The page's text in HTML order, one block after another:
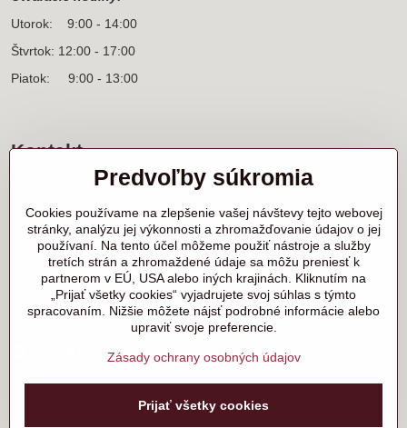
Utorok: 9:00 - 14:00
Štvrtok: 12:00 - 17:00
Piatok: 9:00 - 13:00
Kontakt
Sídlo firmy a korešpondenčná adresa
Ľanová 31
900 25 Chorvátsky Grob
+421 905 818 702 p. Marek Nerád
+421 910 919 130 p. Michal Horník
+421 910 298 457 showroom
samurai@samurai.sk
Facebook Instagram
©2026Copyright
Predvoľby súkromiaZásady ochrany osobných údajov
Predvoľby súkromia
Cookies používame na zlepšenie vašej návštevy tejto webovej
stránky, analýzu jej výkonnosti a zhromažďovanie údajov o jej
používaní. Na tento účel môžeme použiť nástroje a služby
tretích strán a zhromaždené údaje sa môžu preniesť k
partnerom v EÚ, USA alebo iných krajinách. Kliknutím na
„Prijať všetky cookies“ vyjadrujete svoj súhlas s týmto
spracovaním. Nižšie môžete nájsť podrobné informácie alebo
upraviť svoje preferencie.
Zásady ochrany osobných údajov
Prijať všetky cookies